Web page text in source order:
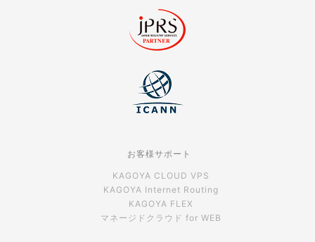
お客様サポート
KAGOYA CLOUD VPS
KAGOYA Internet Routing
KAGOYA FLEX
マネージドクラウド for WEB